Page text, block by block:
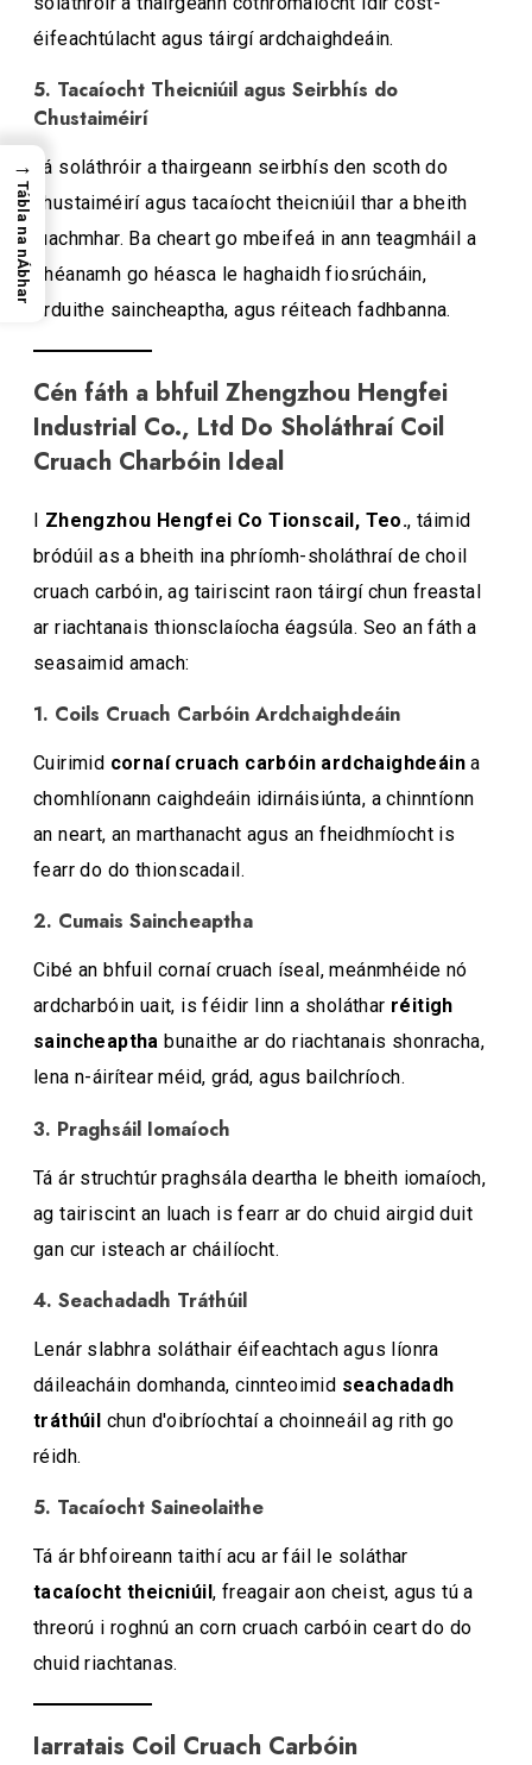
éifeachtúlacht agus táirgí ardchaighdeáin.
5. Tacaíocht Theicniúil agus Seirbhís do
Chustaiméirí
Tá soláthróir a thairgeann seirbhís den scoth do
chustaiméirí agus tacaíocht theicniúil thar a bheith
luachmhar. Ba cheart go mbeifeá in ann teagmháil a
dhéanamh go héasca le haghaidh fiosrúcháin,
orduithe saincheaptha, agus réiteach fadhbanna.
Cén fáth a bhfuil Zhengzhou Hengfei
Industrial Co., Ltd Do Sholáthraí Coil
Cruach Charbóin Ideal
I Zhengzhou Hengfei Co Tionscail, Teo., táimid
bródúil as a bheith ina phríomh-sholáthraí de choil
cruach carbóin, ag tairiscint raon táirgí chun freastal
ar riachtanais thionsclaíocha éagsúla. Seo an fáth a
seasaimid amach:
1. Coils Cruach Carbóin Ardchaighdeáin
Cuirimid cornaí cruach carbóin ardchaighdeáin a
chomhlíonann caighdeáin idirnáisiúnta, a chinntíonn
an neart, an marthanacht agus an fheidhmíocht is
fearr do do thionscadail.
2. Cumais Saincheaptha
Cibé an bhfuil cornaí cruach íseal, meánmhéide nó
ardcharbóin uait, is féidir linn a sholáthar réitigh
saincheaptha bunaithe ar do riachtanais shonracha,
lena n-áirítear méid, grád, agus bailchríoch.
3. Praghsáil Iomaíoch
Tá ár struchtúr praghsála deartha le bheith iomaíoch,
ag tairiscint an luach is fearr ar do chuid airgid duit
gan cur isteach ar cháilíocht.
4. Seachadadh Tráthúil
Lenár slabhra soláthair éifeachtach agus líonra
dáileacháin domhanda, cinnteoimid seachadadh
tráthúil chun d'oibríochtaí a choinneáil ag rith go
réidh.
5. Tacaíocht Saineolaithe
Tá ár bhfoireann taithí acu ar fáil le soláthar
tacaíocht theicniúil , freagair aon cheist, agus tú a
threorú i roghnú an corn cruach carbóin ceart do do
chuid riachtanas.
Iarratais Coil Cruach Carbóin
→
Tábla na nÁbhar